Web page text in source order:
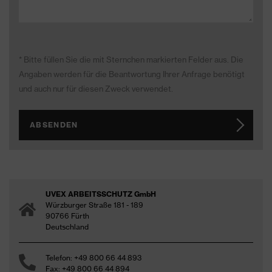
* Bitte füllen Sie die mit Sternchen markierten Felder aus. Die
Angaben werden für die Beantwortung Ihrer Anfrage benötigt
und auch nur für diesen Zweck verwendet.
ABSENDEN
UVEX ARBEITSSCHUTZ GmbH
Würzburger Straße 181 - 189
90766 Fürth
Deutschland
Telefon: +49 800 66 44 893
Fax: +49 800 66 44 894